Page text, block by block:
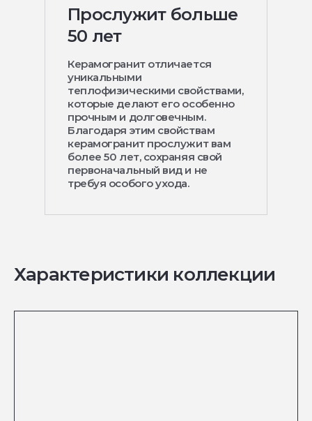
Прослужит больше
50 лет
Керамогранит отличается
уникальными
теплофизическими свойствами,
которые делают его особенно
прочным и долговечным.
Благодаря этим свойствам
керамогранит прослужит вам
более 50 лет, сохраняя свой
первоначальный вид и не
требуя особого ухода.
Характеристики коллекции